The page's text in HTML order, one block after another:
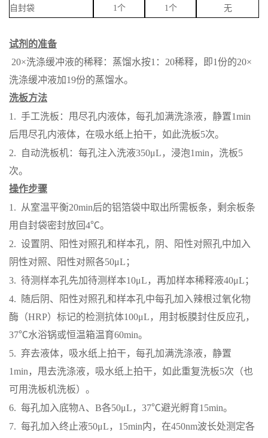
自封袋 1个 1个 无
试剂的准备
20×洗涤缓冲液的稀释：蒸馏水按1：20稀释，即1份的20×
洗涤缓冲液加19份的蒸馏水。
洗板方法
1. 手工洗板：甩尽孔内液体，每孔加满洗涤液，静置1min
后甩尽孔内液体，在吸水纸上拍干，如此洗板5次。
2.
自动洗板机：每孔注入洗液350μL，浸泡1min，洗板5
次。
操作步骤
1.
从室温平衡20min后的铝箔袋中取出所需板条，剩余板条
用自封袋密封放回4℃。
2. 设置阴、阳性对照孔和样本孔，阴、阳性对照孔中加入
阴性对照、阳性对照各50μL；
3. 待测样本孔先加待测样本10μL，再加样本稀释液40μL；
4.
随后阴、阳性对照孔和样本孔中每孔加入辣根过氧化物
酶（HRP）标记的检测抗体100μL，用封板膜封住反应孔，
37℃水浴锅或恒温箱温育60min。
5. 弃去液体，吸水纸上拍干，每孔加满洗涤液，静置
1min，甩去洗涤液，吸水纸上拍干，如此重复洗板5次（也
可用洗板机洗板）。
6. 每孔加入底物A、B各50μL，37℃避光孵育15min。
7. 每孔加入终止液50μL，15min内，在450nm波长处测定各